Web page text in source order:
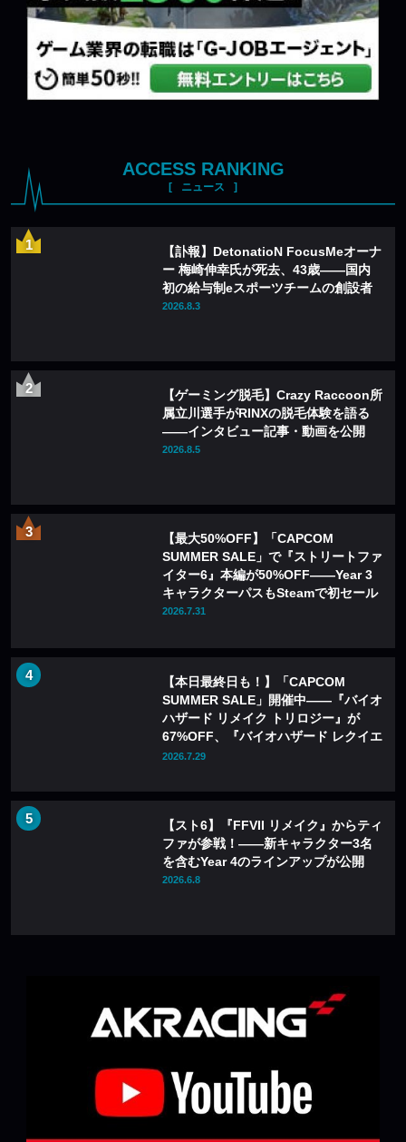
ACCESS RANKING
ニュース
【訃報】DetonatioN FocusMeオーナ
ー 梅崎伸幸氏が死去、43歳——国内
初の給与制eスポーツチームの創設者
2026.8.3
【ゲーミング脱毛】Crazy Raccoon所
属立川選手がRINXの脱毛体験を語る
——インタビュー記事・動画を公開
2026.8.5
【最大50%OFF】「CAPCOM
SUMMER SALE」で『ストリートファ
イター6』本編が50%OFF——Year 3
キャラクターパスもSteamで初セール
2026.7.31
【本日最終日も！】「CAPCOM
SUMMER SALE」開催中——『バイオ
ハザード リメイク トリロジー』が
67%OFF、『バイオハザード レクイエ
ム』も20%OFFに
2026.7.29
【スト6】『FFVII リメイク』からティ
ファが参戦！――新キャラクター3名
を含むYear 4のラインアップが公開
2026.6.8